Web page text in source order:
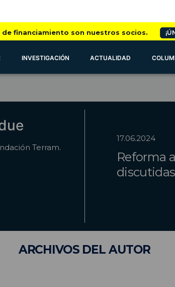
financiamiento son nuestros socios.
INVESTIGACIÓN ACTUALIDAD
Terram.
17.06.2024
Reforma
discutidas
ARCHIVOSDEL AUTOR